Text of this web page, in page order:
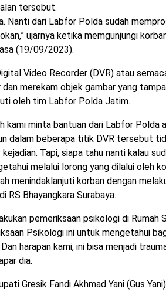
tersebut.
Nanti dari Labfor Polda sudah
ujarnya ketika memgunjungi
(19/09/2023).
Video Recorder (DVR) atau
merekam objek gambar yang
oleh tim Labfor Polda Jatim.
kami minta bantuan dari Labfor Polda
dalam beberapa titik DVR tersebut
kejadian. Tapi, siapa tahu nanti kalau
melalui lorong yang dilalui oleh
menindaklanjuti korban dengan
RS Bhayangkara Surabaya.
pemeriksaan psikologi di Rumah
Psikologi ini untuk mengetahui
harapan kami, ini bisa menjadi
dia.
Gresik Fandi Akhmad Yani (Gus